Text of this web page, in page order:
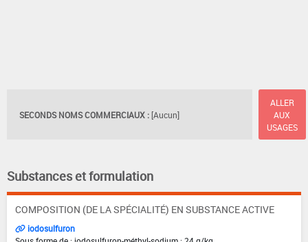
SECONDS NOMS COMMERCIAUX : [Aucun]
ALLER
AUX
USAGES
Substances et formulation
COMPOSITION (DE LA SPÉCIALITÉ) EN SUBSTANCE ACTIVE
iodosulfuron